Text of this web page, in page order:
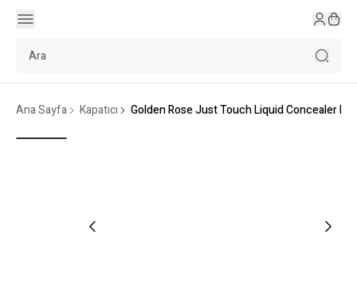
Ana Sayfa Kapatıcı Golden Rose Just Touch Liquid Concealer